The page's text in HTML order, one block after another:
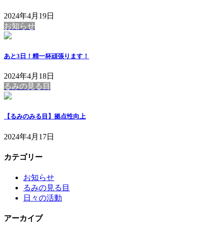
2024年4月19日
お知らせ
あと3日！精一杯頑張ります！
2024年4月18日
るみの見る目
【るみのみる目】拠点性向上
2024年4月17日
カテゴリー
お知らせ
るみの見る目
日々の活動
アーカイブ